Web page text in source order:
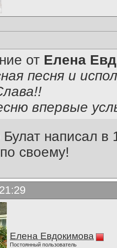
от Елена
песня и
впервые
написал в
своему!
Елена Евдокимова
Постоянный пользователь